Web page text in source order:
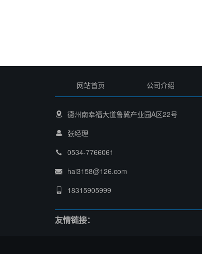
网站首页 公司介绍
德州南幸福大道鲁冀产业园A区22号
张经理
0534-7766061
hai3158@126.com
18315905999
友情链接：